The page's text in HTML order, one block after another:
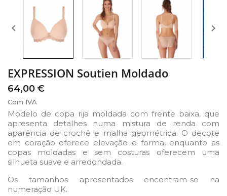
 
EXPRESSION Soutien Moldado
64,00 €
Com IVA
Modelo de copa rija moldada com frente baixa, que
apresenta detalhes numa mistura de renda com
aparência de crochê e malha geométrica. O decote
em coração oferece elevação e forma, enquanto as
copas moldadas e sem costuras oferecem uma
silhueta suave e arredondada.
Os tamanhos apresentados encontram-se na
numeração UK.